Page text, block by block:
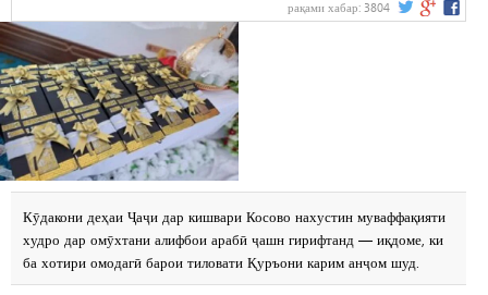
рақами хабар: 3804
Кӯдакони деҳаи Ҷаҷи дар кишвари Косово нахустин муваффақияти
худро дар омӯхтани алифбои арабӣ ҷашн гирифтанд — иқдоме, ки
ба хотири омодагӣ барои тиловати Қуръони карим анҷом шуд.